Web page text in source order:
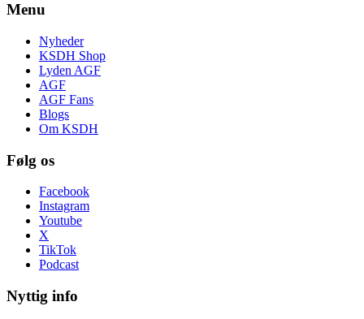
Menu
Nyheder
KSDH Shop
Lyden AGF
AGF
AGF Fans
Blogs
Om KSDH
Følg os
Facebook
Instagram
Youtube
X
TikTok
Podcast
Nyttig info